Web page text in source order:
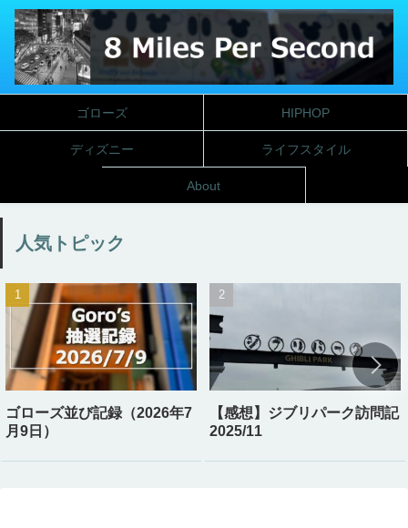
ゴローズ HIPHOP
ディズニー ライフスタイル
About
人気トピック
ゴローズ並び記録（2026年7
月9日）
【感想】ジブリパーク訪問記
2025/11